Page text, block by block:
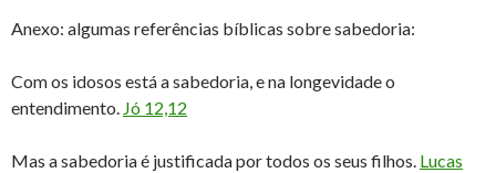
Anexo: algumas referências bíblicas sobre sabedoria:
Com os idosos está a sabedoria, e na longevidade o
entendimento. Jó 12,12
Mas a sabedoria é justificada por todos os seus filhos. Lucas